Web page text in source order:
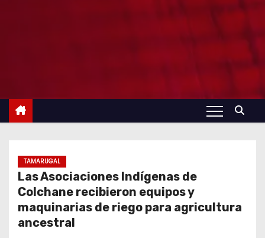
TAMARUGAL
Las Asociaciones Indígenas de
Colchane recibieron equipos y
maquinarias de riego para agricultura
ancestral